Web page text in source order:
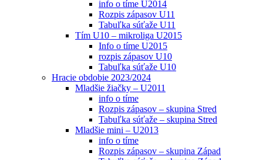
info o tíme U2014
Rozpis zápasov U11
Tabuľka súťaže U11
Tím U10 – mikroliga U2015
Info o tíme U2015
rozpis zápasov U10
Tabuľka súťaže U10
Hracie obdobie 2023/2024
Mladšie žiačky – U2011
info o tíme
Rozpis zápasov – skupina Stred
Tabuľka súťaže – skupina Stred
Mladšie mini – U2013
info o tíme
Rozpis zápasov – skupina Západ